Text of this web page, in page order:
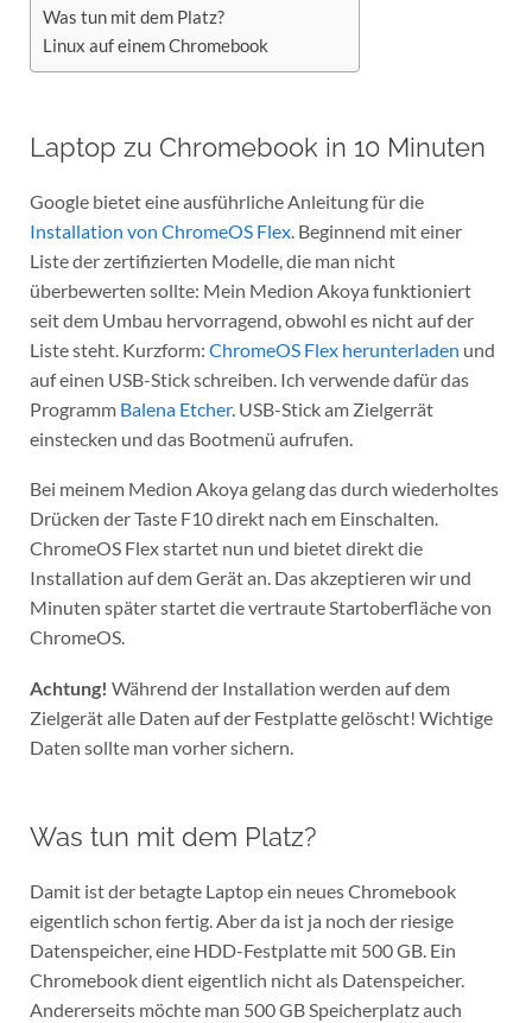
Was tun mit dem Platz?
Linux auf einem Chromebook
Laptop zu Chromebook in 10 Minuten
Google bietet eine ausführliche Anleitung für die
Installation von ChromeOS Flex. Beginnend mit einer
Liste der zertifizierten Modelle, die man nicht
überbewerten sollte: Mein Medion Akoya funktioniert
seit dem Umbau hervorragend, obwohl es nicht auf der
Liste steht. Kurzform: ChromeOS Flex herunterladen und
auf einen USB-Stick schreiben. Ich verwende dafür das
Programm Balena Etcher. USB-Stick am Zielgerrät
einstecken und das Bootmenü aufrufen.
Bei meinem Medion Akoya gelang das durch wiederholtes
Drücken der Taste F10 direkt nach em Einschalten.
ChromeOS Flex startet nun und bietet direkt die
Installation auf dem Gerät an. Das akzeptieren wir und
Minuten später startet die vertraute Startoberfläche von
ChromeOS.
Achtung! Während der Installation werden auf dem
Zielgerät alle Daten auf der Festplatte gelöscht! Wichtige
Daten sollte man vorher sichern.
Was tun mit dem Platz?
Damit ist der betagte Laptop ein neues Chromebook
eigentlich schon fertig. Aber da ist ja noch der riesige
Datenspeicher, eine HDD-Festplatte mit 500 GB. Ein
Chromebook dient eigentlich nicht als Datenspeicher.
Andererseits möchte man 500 GB Speicherplatz auch